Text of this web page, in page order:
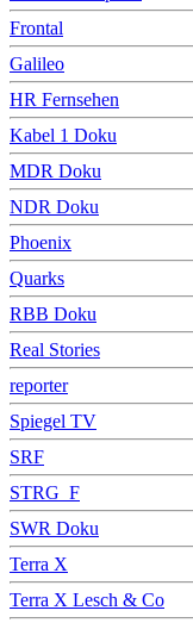
Frontal
Galileo
HR Fernsehen
Kabel 1 Doku
MDR Doku
NDR Doku
Phoenix
Quarks
RBB Doku
Real Stories
reporter
Spiegel TV
SRF
STRG_F
SWR Doku
Terra X
Terra X Lesch & Co